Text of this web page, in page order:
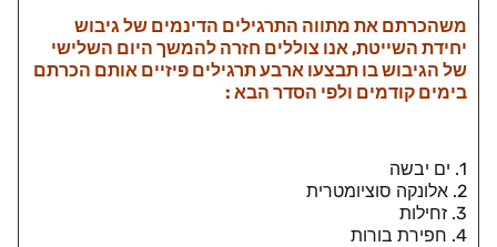
משהכרתם את מתווה התרגילים הדינמים של גיבוש
יחידת השייטת, אנו צוללים חזרה להמשך היום השלישי
של הגיבוש בו תבצעו ארבע תרגילים פיזיים אותם הכרתם
בימים קודמים ולפי הסדר הבא :
1. ים יבשה
2. אלונקה סוציומטרית
3. זחילות
4. חפירת בורות